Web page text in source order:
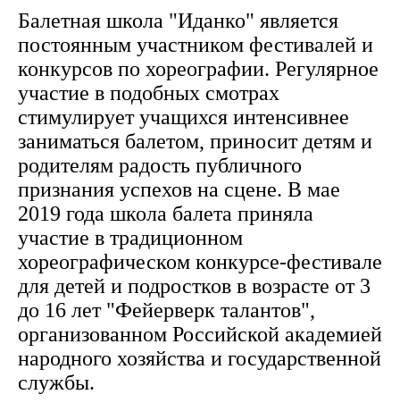
Балетная школа "Иданко" является
постоянным участником фестивалей и
конкурсов по хореографии. Регулярное
участие в подобных смотрах
стимулирует учащихся интенсивнее
заниматься балетом, приносит детям и
родителям радость публичного
признания успехов на сцене. В мае
2019 года школа балета приняла
участие в традиционном
хореографическом конкурсе-фестивале
для детей и подростков в возрасте от 3
до 16 лет "Фейерверк талантов",
организованном Российской академией
народного хозяйства и государственной
службы.